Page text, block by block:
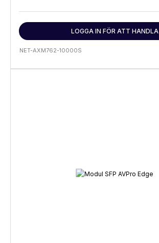
LOGGA IN FÖR ATT HANDLA
NET-AXM762-10000S